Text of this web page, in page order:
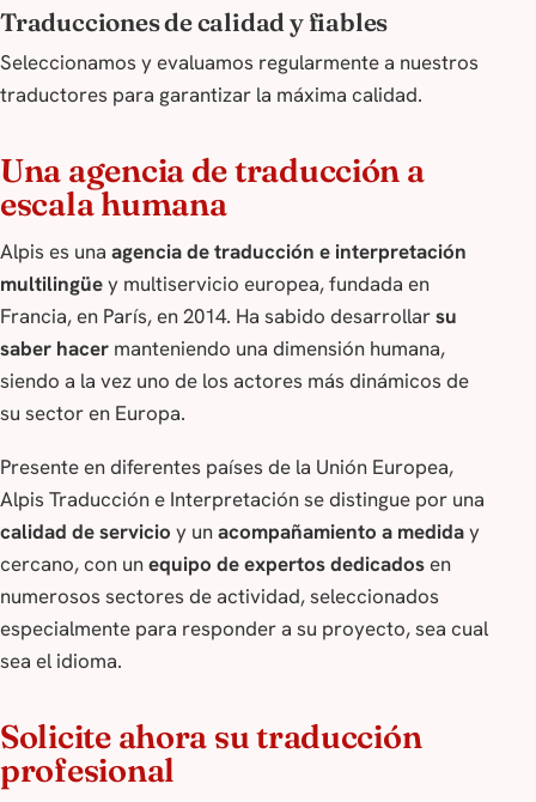
Traducciones de calidad y fiables
Seleccionamos y evaluamos regularmente a nuestros
traductores para garantizar la máxima calidad.
Una agencia de traducción a
escala humana
Alpis es una agencia de traducción e interpretación
multilingüey multiservicio europea, fundada en
Francia, en París, en 2014. Ha sabido desarrollarsu
saber hacer manteniendo una dimensión humana,
siendo a la vez uno de los actores más dinámicos de
su sector en Europa.
Presente en diferentes países de la Unión Europea,
Alpis Traducción e Interpretación se distingue por una
calidad de servicio y unacompañamiento a mediday
cercano, con unequipo de expertos dedicadosen
numerosos sectores de actividad, seleccionados
especialmente para responder a su proyecto, sea cual
sea el idioma.
Solicite ahora su traducción
profesional